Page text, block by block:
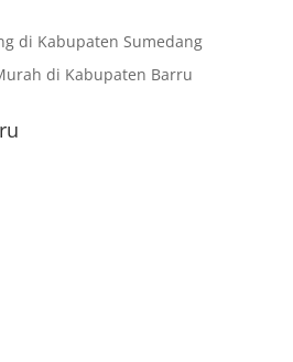
di Kabupaten Sumedang
di Kabupaten Barru